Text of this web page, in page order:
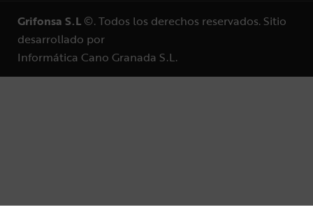
Grifonsa S.L ©. Todos los derechos reservados. Sitio
desarrollado por
Informática Cano Granada S.L.